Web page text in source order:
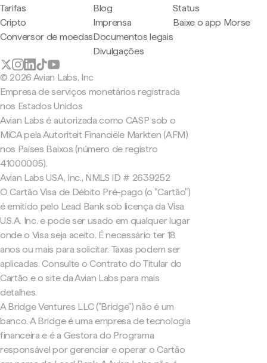
Tarifas
Cripto
Conversor de moedas
Blog
Imprensa
Documentos legais
Divulgações
Status
Baixe o app Morse
© 2026 Avian Labs, Inc
Empresa de serviços monetários registrada
nos Estados Unidos
Avian Labs é autorizada como CASP sob o
MiCA pela Autoriteit Financiële Markten (AFM)
nos Países Baixos (número de registro
41000005).
Avian Labs USA, Inc., NMLS ID # 2639252
O Cartão Visa de Débito Pré-pago (o "Cartão")
é emitido pelo Lead Bank sob licença da Visa
U.S.A. Inc. e pode ser usado em qualquer lugar
onde o Visa seja aceito. É necessário ter 18
anos ou mais para solicitar. Taxas podem ser
aplicadas. Consulte o Contrato do Titular do
Cartão e o site da Avian Labs para mais
detalhes.
A Bridge Ventures LLC ("Bridge") não é um
banco. A Bridge é uma empresa de tecnologia
financeira e é a Gestora do Programa
responsável por gerenciar e operar o Cartão